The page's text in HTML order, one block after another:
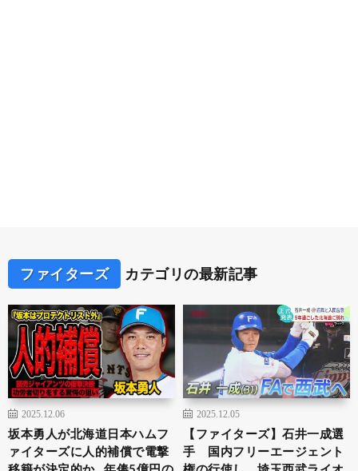
ファイターズ カテゴリの最新記事
2025.12.06
坂本勇人が北海道日本ハムフ
ァイターズに人的補償で電撃
2025.12.05
【ファイターズ】石井一成選
手 国内フリーエージェント